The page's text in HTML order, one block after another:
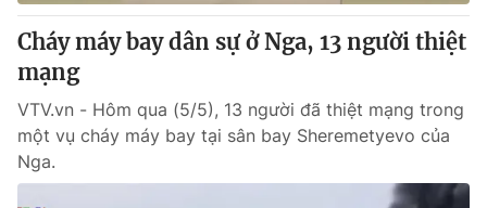
Góc doanh nghiệp
Truyền hình
Phim VTV
Hậu trường
Nhân vật
Khán giả
Giải trí
Điện ảnh
Âm nhạc
Đời sống
Du lịch
Giáo dục
Cháy máy bay dân sự ở Nga, 13 người thiệt
mạng
VTV.vn - Hôm qua (5/5), 13 người đã thiệt mạng trong
một vụ cháy máy bay tại sân bay Sheremetyevo của
Nga.